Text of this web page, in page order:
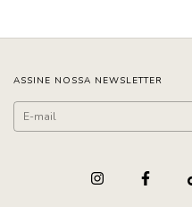
ASSINE NOSSA NEWSLETTER